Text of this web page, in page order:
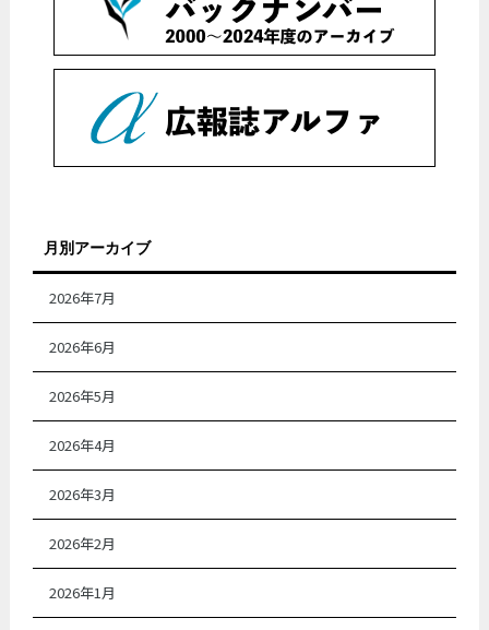
月別アーカイブ
2026年7月
2026年6月
2026年5月
2026年4月
2026年3月
2026年2月
2026年1月